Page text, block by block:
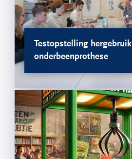
Testopstelling hergebruik
onderbeenprothese